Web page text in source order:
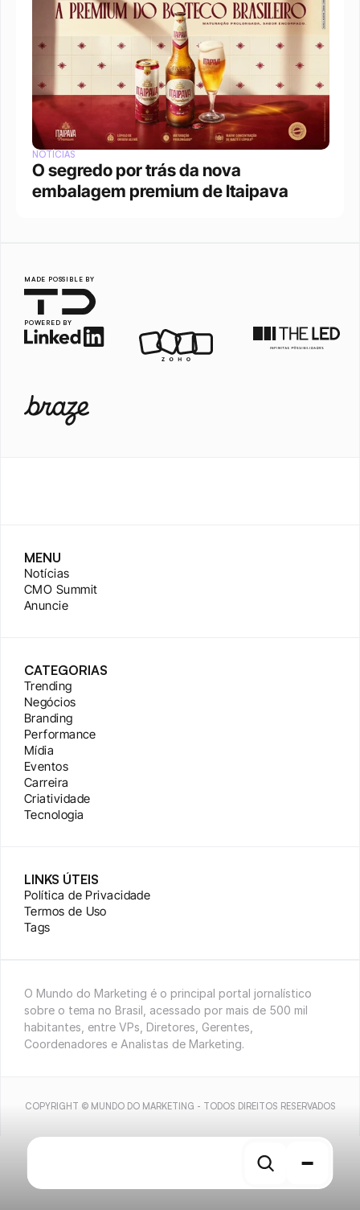
NOTÍCIAS
O segredo por trás da nova
embalagem premium de Itaipava
MADE POSSIBLE BY
POWERED BY
MENU
Notícias
CMO Summit
Anuncie
CATEGORIAS
Trending
Negócios
Branding
Performance
Mídia
Eventos
Carreira
Criatividade
Tecnologia
LINKS ÚTEIS
Política de Privacidade
Termos de Uso
Tags
O Mundo do Marketing é o principal portal jornalístico
sobre o tema no Brasil, acessado por mais de 500 mil
habitantes, entre VPs, Diretores, Gerentes,
Coordenadores e Analistas de Marketing.
COPYRIGHT © MUNDO DO MARKETING - TODOS DIREITOS RESERVADOS